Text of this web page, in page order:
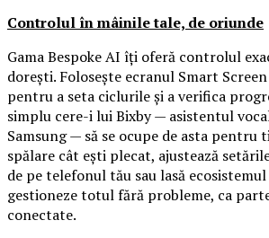
Controlul în mâinile tale, de oriunde
Gama Bespoke AI îți oferă controlul
dorești. Folosește ecranul Smart
pentru a seta ciclurile și a verifica
simplu cere-i lui Bixby — asistentul
Samsung — să se ocupe de asta pentru
spălare cât ești plecat, ajustează
de pe telefonul tău sau lasă
gestioneze totul fără probleme, ca
conectate.